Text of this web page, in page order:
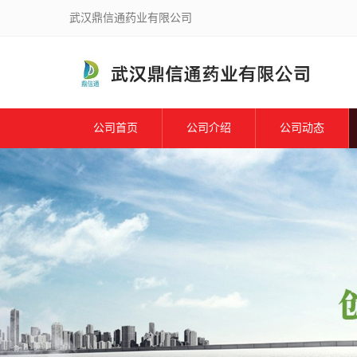
武汉鼎信通药业有限公司
公司首页 公司介绍 公司动态